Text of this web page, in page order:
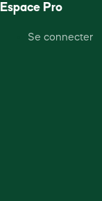
Espace Pro
Se connecter